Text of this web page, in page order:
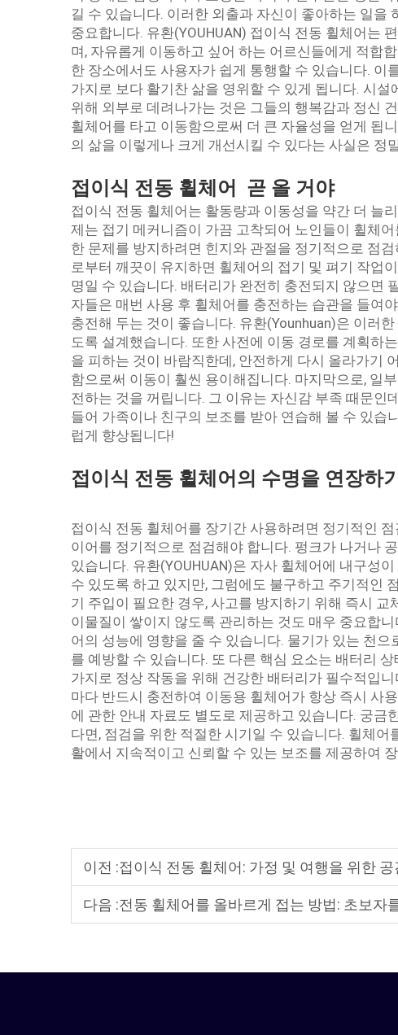
길 수 있습니다. 이러한 외출과 자신이 좋아하는 일을
중요합니다. 유환(YOUHUAN) 접이식 전동 휠체어는
며, 자유롭게 이동하고 싶어 하는 어르신들에게 적합
한 장소에서도 사용자가 쉽게 통행할 수 있습니다. 이
가지로 보다 활기찬 삶을 영위할 수 있게 됩니다. 시
위해 외부로 데려나가는 것은 그들의 행복감과 정신
휠체어를 타고 이동함으로써 더 큰 자율성을 얻게 됩
의 삶을 이렇게나 크게 개선시킬 수 있다는 사실은 정
접이식 전동 휠체어 곧 올 거야
접이식 전동 휠체어는 활동량과 이동성을 약간 더 늘
제는 접기 메커니즘이 가끔 고착되어 노인들이 휠체
한 문제를 방지하려면 힌지와 관절을 정기적으로 점
로부터 깨끗이 유지하면 휠체어의 접기 및 펴기 작업
명일 수 있습니다. 배터리가 완전히 충전되지 않으면
자들은 매번 사용 후 휠체어를 충전하는 습관을 들여
충전해 두는 것이 좋습니다. 유환(Younhuan)은 이러
도록 설계했습니다. 또한 사전에 이동 경로를 계획하
을 피하는 것이 바람직한데, 안전하게 다시 올라가기
함으로써 이동이 훨씬 용이해집니다. 마지막으로, 일
전하는 것을 꺼립니다. 그 이유는 자신감 부족 때문인
들어 가족이나 친구의 보조를 받아 연습해 볼 수 있습
럽게 향상됩니다!
접이식 전동 휠체어의 수명을 연장하
접이식 전동 휠체어를 장기간 사용하려면 정기적인
이어를 정기적으로 점검해야 합니다. 펑크가 나거나
있습니다. 유환(YOUHUAN)은 자사 휠체어에 내구성
수 있도록 하고 있지만, 그럼에도 불구하고 주기적인
기 주입이 필요한 경우, 사고를 방지하기 위해 즉시
이물질이 쌓이지 않도록 관리하는 것도 매우 중요합
어의 성능에 영향을 줄 수 있습니다. 물기가 있는 천
를 예방할 수 있습니다. 또 다른 핵심 요소는 배터리
가지로 정상 작동을 위해 건강한 배터리가 필수적입
마다 반드시 충전하여 이동용 휠체어가 항상 즉시 사
에 관한 안내 자료도 별도로 제공하고 있습니다. 궁금
다면, 점검을 위한 적절한 시기일 수 있습니다. 휠체
활에서 지속적이고 신뢰할 수 있는 보조를 제공하여
이전 :접이식 전동 휠체어: 가정 및 여행을 위한
다음 :전동 휠체어를 올바르게 접는 방법: 초보자